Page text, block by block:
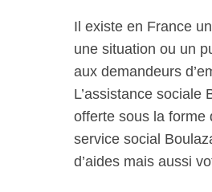
Il existe en France
une situation ou un
aux demandeurs
L’assistance
offerte sous la forme
service social
d’aides mais aussi